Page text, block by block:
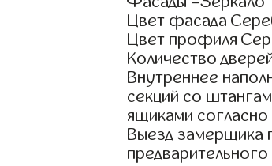
Цвет фасада
Цвет профиля
Количество
Внутреннее
секций со
ящиками согласно
Выезд замерщика